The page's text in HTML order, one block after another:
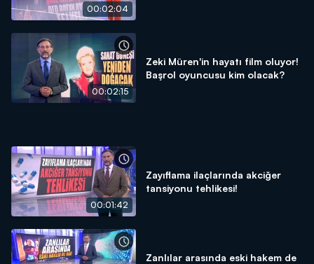
00:02:04
00:02:15
Zeki Müren'in hayatı film oluyor!
Başrol oyuncusu kim olacak?
00:01:42
Zayıflama ilaçlarında akciğer
tansiyonu tehlikesi!
Zanlılar arasında eski hakem de